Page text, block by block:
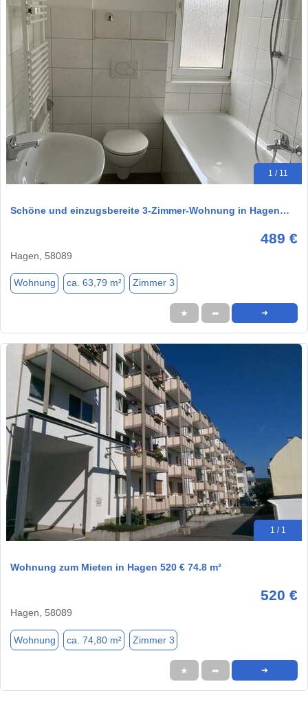
1 / 11
Schöne und einzugsbereite 3-Zimmer-Wohnung in Hagen…
489 €
Hagen, 58089
Wohnung ca. 63,79 m² Zimmer 3
★ ➦ ➜
1 / 1
Wohnung zum Mieten in Hagen 520 € 74.8 m²
520 €
Hagen, 58089
Wohnung ca. 74,80 m² Zimmer 3
★ ➦ ➜